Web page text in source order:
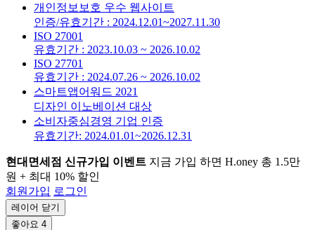
개인정보보호 우수 웹사이트
인증/유효기간 : 2024.12.01~2027.11.30
ISO 27001
유효기간 : 2023.10.03 ~ 2026.10.02
ISO 27701
유효기간 : 2024.07.26 ~ 2026.10.02
스마트앱어워드 2021
디자인 이노베이션 대상
소비자중심경영 기업 인증
유효기간: 2024.01.01~2026.12.31
현대면세점 신규가입 이벤트 지금 가입 하면 H.oney 총 1.5만
원 + 최대 10% 할인
회원가입 로그인
레이어 닫기
좋아요 4